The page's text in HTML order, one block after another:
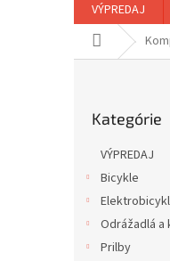
VÝPREDAJ
Domov
kategórie
Kategórie
VÝPREDAJ
Bicykle
Odrážadlá
Prilby